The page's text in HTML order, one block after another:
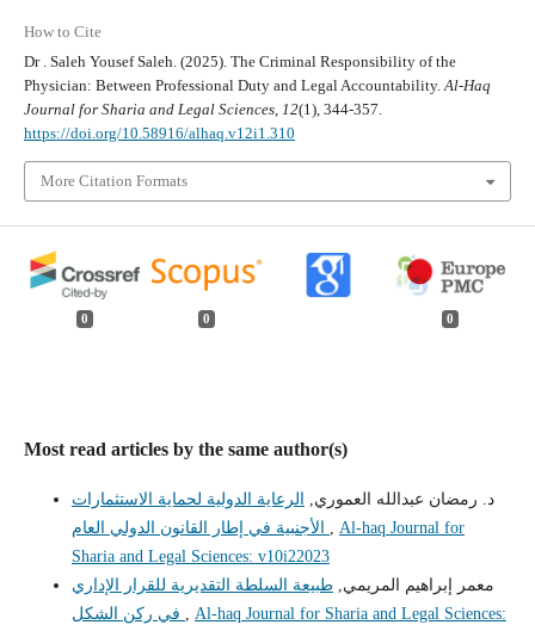
How to Cite
Dr . Saleh Yousef Saleh. (2025). The Criminal Responsibility of the
Physician: Between Professional Duty and Legal Accountability. Al-Haq
Journal for Sharia and Legal Sciences, 12(1), 344-357.
https://doi.org/10.58916/alhaq.v12i1.310
More Citation Formats
0 0 0
Most read articles by the same author(s)
د. رمضان عبدالله العموري,
الرعاية الدولية لحماية الاستثمارات
Al-haq Journal for
Sharia and Legal Sciences: v10i22023
معمر إبراهيم المريمي,طبيعة السلطة التقديرية للقرار الإداري
Al-haq Journal for Sharia and Legal Sciences: